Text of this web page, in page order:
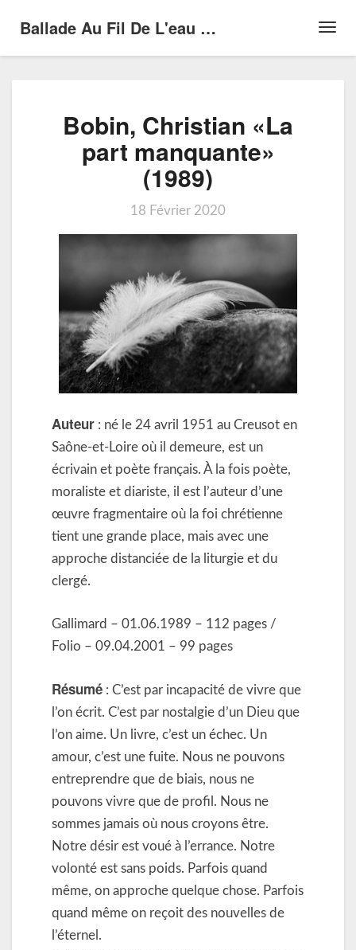
Toggle
Ballade Au Fil De L'eau …
Christian
«La
part
manquante»
(1989)
Bobin, Christian «La
part manquante»
(1989)
18 Février 2020
Auteur : né le 24 avril 1951 au Creusot en
Saône-et-Loire où il demeure, est un
écrivain et poète français. À la fois poète,
moraliste et diariste, il est l’auteur d’une
œuvre fragmentaire où la foi chrétienne
tient une grande place, mais avec une
approche distanciée de la liturgie et du
clergé.
Gallimard – 01.06.1989 – 112 pages /
Folio – 09.04.2001 – 99 pages
Résumé : C’est par incapacité de vivre que
l’on écrit. C’est par nostalgie d’un Dieu que
l’on aime. Un livre, c’est un échec. Un
amour, c’est une fuite. Nous ne pouvons
entreprendre que de biais, nous ne
pouvons vivre que de profil. Nous ne
sommes jamais où nous croyons être.
Notre désir est voué à l’errance. Notre
volonté est sans poids. Parfois quand
même, on approche quelque chose. Parfois
quand même on reçoit des nouvelles de
l’éternel.